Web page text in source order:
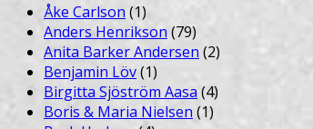
Åke Carlson (1)
Anders Henrikson (79)
Anita Barker Andersen (2)
Benjamin Löv(1)
Birgitta Sjöström Aasa(4)
Boris & Maria Nielsen (1)